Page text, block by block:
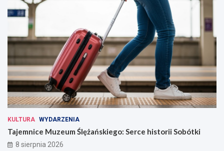
KULTURA WYDARZENIA
Tajemnice Muzeum Ślężańskiego: Serce historii Sobótki
8 sierpnia 2026